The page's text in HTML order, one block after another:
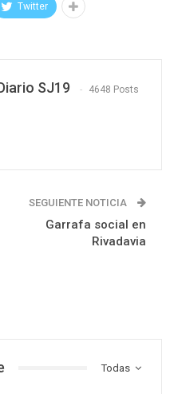
Twitter
SJ19 4648 Posts
SEGUIENTE NOTICIA
Garrafa social en
Rivadavia
Todas